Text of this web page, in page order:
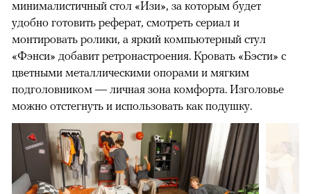
минималистичный стол «Изи», за которым будет
удобно готовить реферат, смотреть сериал и
монтировать ролики, а яркий компьютерный стул
«Фэнси» добавит ретронастроения. Кровать «Бэсти» с
цветными металлическими опорами и мягким
подголовником — личная зона комфорта. Изголовье
можно отстегнуть и использовать как подушку.